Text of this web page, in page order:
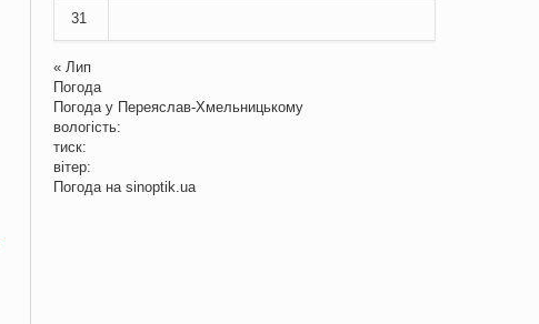
31
« Лип
Погода
Погода у Переяслав-Хмельницькому
вологість:
тиск:
вітер:
Погода на sinoptik.ua